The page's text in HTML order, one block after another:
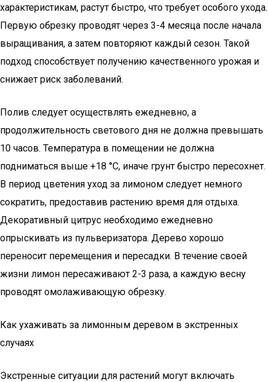
характеристикам, растут быстро, что требует особого ухода.
Первую обрезку проводят через 3-4 месяца после начала
выращивания, а затем повторяют каждый сезон. Такой
подход способствует получению качественного урожая и
снижает риск заболеваний.
Полив следует осуществлять ежедневно, а
продолжительность светового дня не должна превышать
10 часов. Температура в помещении не должна
подниматься выше +18 °С, иначе грунт быстро пересохнет.
В период цветения уход за лимоном следует немного
сократить, предоставив растению время для отдыха.
Декоративный цитрус необходимо ежедневно
опрыскивать из пульверизатора. Дерево хорошо
переносит перемещения и пересадки. В течение своей
жизни лимон пересаживают 2-3 раза, а каждую весну
проводят омолаживающую обрезку.
Как ухаживать за лимонным деревом в экстренных
случаях
Экстренные ситуации для растений могут включать